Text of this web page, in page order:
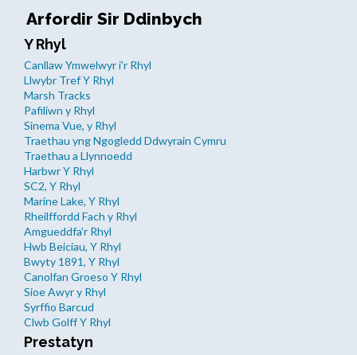
Arfordir Sir Ddinbych
Y Rhyl
Canllaw Ymwelwyr i’r Rhyl
Llwybr Tref Y Rhyl
Marsh Tracks
Pafiliwn y Rhyl
Sinema Vue, y Rhyl
Traethau yng Ngogledd Ddwyrain Cymru
Traethau a Llynnoedd
Harbwr Y Rhyl
SC2, Y Rhyl
Marine Lake, Y Rhyl
Rheilffordd Fach y Rhyl
Amgueddfa’r Rhyl
Hwb Beiciau, Y Rhyl
Bwyty 1891, Y Rhyl
Canolfan Groeso Y Rhyl
Sioe Awyr y Rhyl
Syrffio Barcud
Clwb Golff Y Rhyl
Prestatyn